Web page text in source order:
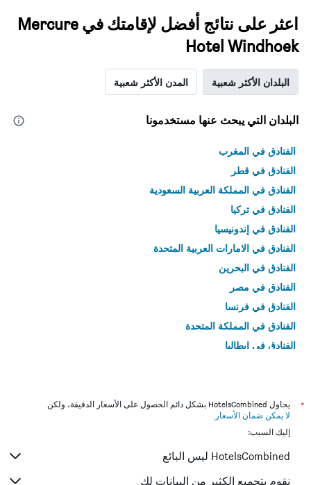
اعثر على نتائج أفضل لإقامتك في Mercure
Hotel Windhoek
البلدان الأكثر شعبية المدن الأكثر شعبية
البلدان التي يبحث عنها مستخدمونا
الفنادق في المغرب
الفنادق في قطر
الفنادق في المملكة العربية السعودية
الفنادق في تركيا
الفنادق في إندونيسيا
الفنادق في الامارات العربية المتحدة
الفنادق في البحرين
الفنادق في مصر
الفنادق في فرنسا
الفنادق في المملكة المتحدة
الفنادق في إيطاليا
*
يحاول HotelsCombined بشكل دائم الحصول على الأسعار الدقيقة، ولكن
لا يمكن ضمان الأسعار .
إليك السبب:
HotelsCombined ليس البائع
نقوم بتجميع الكثير من البيانات لك